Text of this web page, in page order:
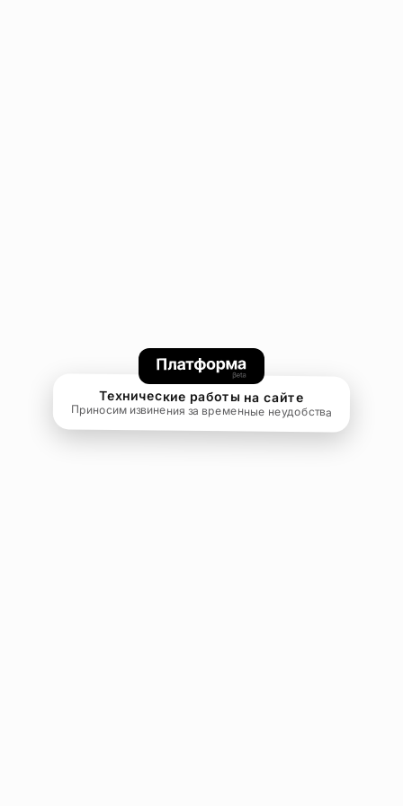
Технические работы на сайте
Приносим извинения за временные неудобства